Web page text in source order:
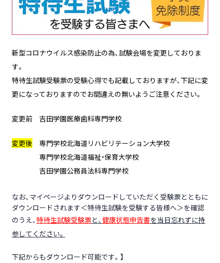
新型コロナウイルス感染防止の為、試験会場を変更しておりま
す。
特待生試験受験票の受験心得でも記載しておりますが、下記に変
更になっておりますのでお間違えの無いようご注意ください。
変更前 吉田学園医療歯科専門学校
変更後
専門学校北海道リハビリテーション大学校
専門学校北海道福祉・保育大学校
吉田学園公務員法科専門学校
なお、マイページよりダウンロードしていただく受験票とともに
ダウンロードされます＜特待生試験を受験する皆様へ＞を確認
のうえ、 特待生試験受験票と、 健康状態申告書を当日忘れずに持
参してください。
下記からもダウンロード可能です。】